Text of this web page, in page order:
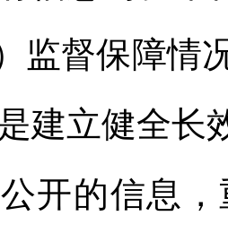
监督保障情
建立健全长
开的信息